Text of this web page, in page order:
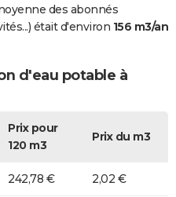
des abonnés
était d'environ 156 m3/an
d'eau potable à
Prix pour
120 m3
Prix du m3
242,78 € 2,02 €